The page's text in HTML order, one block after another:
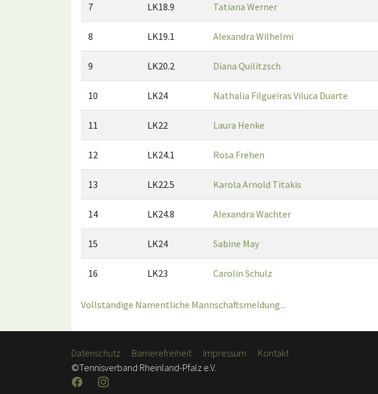
7 LK18.9 Tatiana Werner
8 LK19.1 Alexandra Wilhelmi
9 LK20.2 Diana Quilitzsch
10 LK24 Nathalia Filgueiras Viluca Duarte
11 LK22 Laura Henke
12 LK24.1 Rosa Frehen
13 LK22.5 Karola Arnold Titakis
14 LK24.8 Alexandra Wachter
15 LK24 Sabine May
16 LK23 Carolin Schulz
Vollständige Namentliche Mannschaftsmeldung...
Datenschutz Barrierefreiheit Impressum
Kontakt
©Tennisverband Rheinland-Pfalz e.V.